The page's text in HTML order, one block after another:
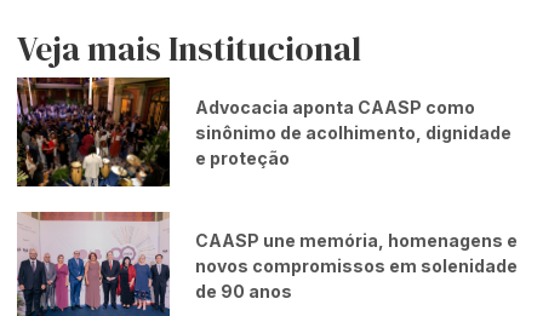
Veja mais Institucional
Advocacia aponta CAASP como
sinônimo de acolhimento, dignidade
e proteção
CAASP une memória, homenagens e
novos compromissos em solenidade
de 90 anos